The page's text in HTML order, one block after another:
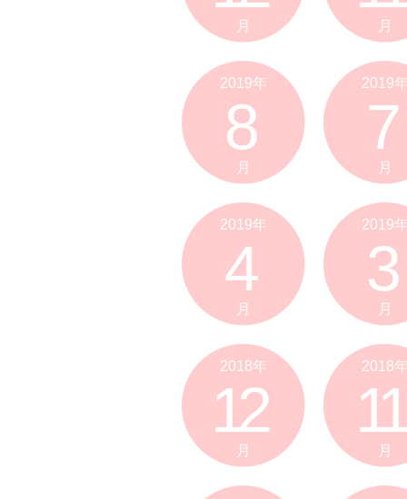
月 月
2019年
8
月
2019
7
月
2019年
4
月
2019
3
月
2018年
12
月
2018
11
月